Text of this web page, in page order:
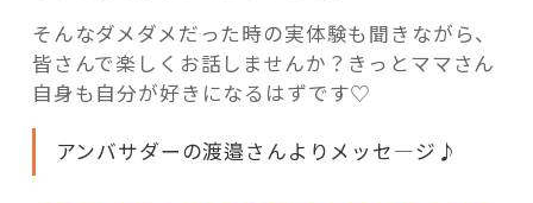
そんなダメダメだった時の実体験も聞きながら、
皆さんで楽しくお話しませんか？きっとママさん
自身も自分が好きになるはずです♡
アンバサダーの渡邉さんよりメッセ―ジ♪